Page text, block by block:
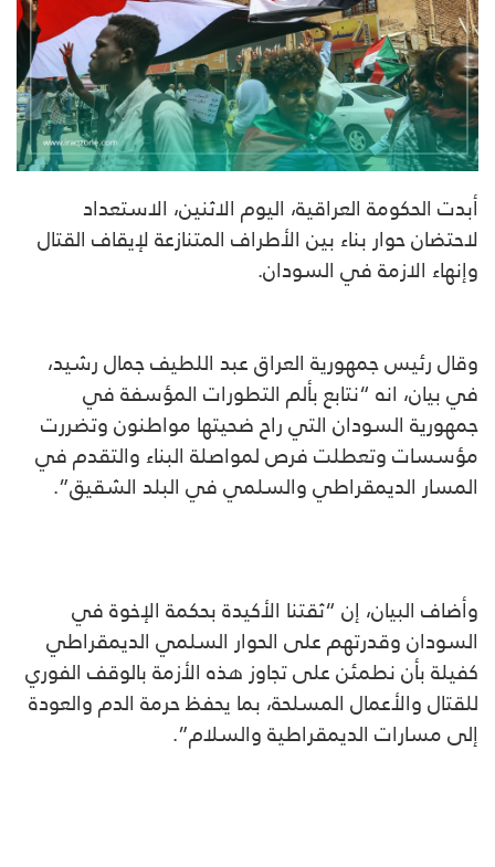
أبدت الحكومة العراقية، اليوم الاثنين، الاستعداد
لاحتضان حوار بناء بين الأطراف المتنازعة لإيقاف القتال
وإنهاء الازمة في السودان.
وقال رئيس جمهورية العراق عبد اللطيف جمال رشيد،
في بيان، انه “نتابع بألم التطورات المؤسفة في
جمهورية السودان التي راح ضحيتها مواطنون وتضررت
مؤسسات وتعطلت فرص لمواصلة البناء والتقدم في
المسار الديمقراطي والسلمي في البلد الشقيق”.
وأضاف البيان، إن “ثقتنا الأكيدة بحكمة الإخوة في
السودان وقدرتهم على الحوار السلمي الديمقراطي
كفيلة بأن نطمئن على تجاوز هذه الأزمة بالوقف الفوري
للقتال والأعمال المسلحة، بما يحفظ حرمة الدم والعودة
إلى مسارات الديمقراطية والسلام”.